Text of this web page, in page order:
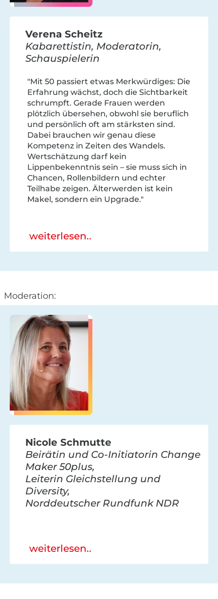
Verena Scheitz
Kabarettistin, Moderatorin,
Schauspielerin
"Mit 50 passiert etwas Merkwürdiges: Die
Erfahrung wächst, doch die Sichtbarkeit
schrumpft. Gerade Frauen werden
plötzlich übersehen, obwohl sie beruflich
und persönlich oft am stärksten sind.
Dabei brauchen wir genau diese
Kompetenz in Zeiten des Wandels.
Wertschätzung darf kein
Lippenbekenntnis sein – sie muss sich in
Chancen, Rollenbildern und echter
Teilhabe zeigen. Älterwerden ist kein
Makel, sondern ein Upgrade."
weiterlesen..
Moderation:
Nicole Schmutte
Beirätin und Co-Initiatorin Change
Maker 50plus,
Leiterin Gleichstellung und
Diversity,
Norddeutscher Rundfunk NDR
weiterlesen..